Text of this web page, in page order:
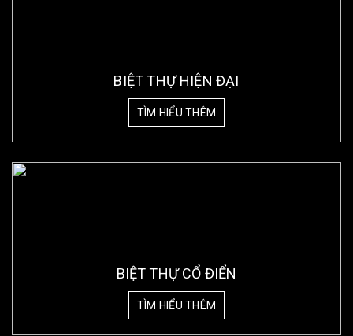
BIỆT THỰ HIỆN ĐẠI
TÌM HIỂU THÊM
BIỆT THỰ CỔ ĐIỂN
TÌM HIỂU THÊM